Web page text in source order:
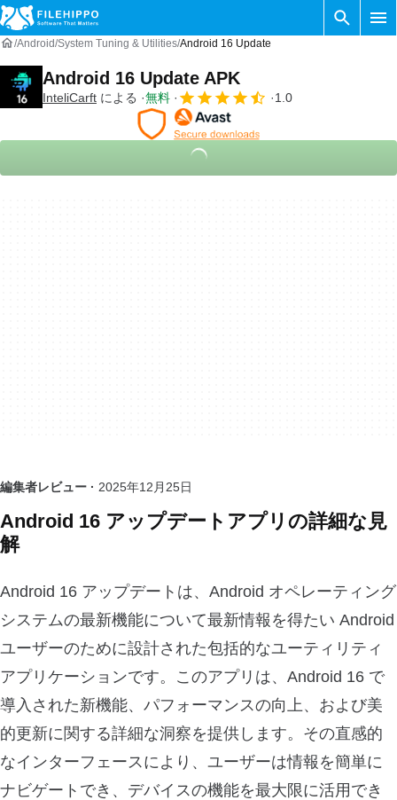
Android System Tuning & Utilities Android 16 Update
Android 16 Update APK
InteliCarft による 無料 1.0
編集者レビュー · 2025年12月25日
Android 16 アップデートアプリの詳細な見
解
Android 16 アップデートは、Android オペレーティング
システムの最新機能について最新情報を得たい Android
ユーザーのために設計された包括的なユーティリティ
アプリケーションです。このアプリは、Android 16 で
導入された新機能、パフォーマンスの向上、および美
的更新に関する詳細な洞察を提供します。その直感的
なインターフェースにより、ユーザーは情報を簡単に
ナビゲートでき、デバイスの機能を最大限に活用でき